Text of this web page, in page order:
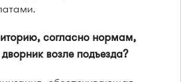
согласно нормам,
возле подъезда?